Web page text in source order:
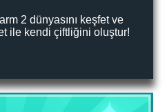
2 dünyasını keşfet ve
ile kendi çiftliğini oluştur!